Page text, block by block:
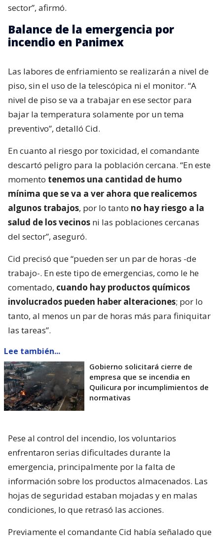
sector”, afirmó.
Balance de la emergencia por
incendio en Panimex
Las labores de enfriamiento se realizarán a nivel de
piso, sin el uso de la telescópica ni el monitor. “A
nivel de piso se va a trabajar en ese sector para
bajar la temperatura solamente por un tema
preventivo”, detalló Cid.
En cuanto al riesgo por toxicidad, el comandante
descartó peligro para la población cercana. “En este
momento tenemos una cantidad de humo
mínima que se va a ver ahora que realicemos
algunos trabajos, por lo tanto no hay riesgo a la
salud de los vecinos ni las poblaciones cercanas
del sector”, aseguró.
Cid precisó que “pueden ser un par de horas -de
trabajo-. En este tipo de emergencias, como le he
comentado, cuando hay productos químicos
involucrados pueden haber alteraciones; por lo
tanto, al menos un par de horas más para finiquitar
las tareas”.
Lee también...
Gobierno solicitará cierre de
empresa que se incendia en
Quilicura por incumplimientos de
normativas
Pese al control del incendio, los voluntarios
enfrentaron serias dificultades durante la
emergencia, principalmente por la falta de
información sobre los productos almacenados. Las
hojas de seguridad estaban mojadas y en malas
condiciones, lo que retrasó las acciones.
Previamente el comandante Cid había señalado que